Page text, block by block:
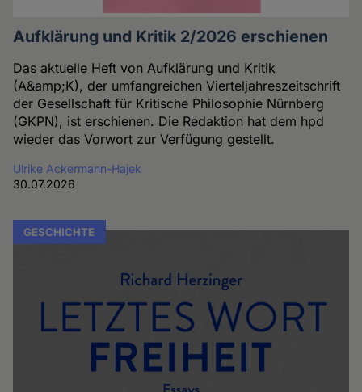
Aufklärung und Kritik 2/2026 erschienen
Das aktuelle Heft von Aufklärung und Kritik
(A&amp;K), der umfangreichen Vierteljahreszeitschrift
der Gesellschaft für Kritische Philosophie Nürnberg
(GKPN), ist erschienen. Die Redaktion hat dem hpd
wieder das Vorwort zur Verfügung gestellt.
Ulrike Ackermann-Hajek
30.07.2026
GESCHICHTE